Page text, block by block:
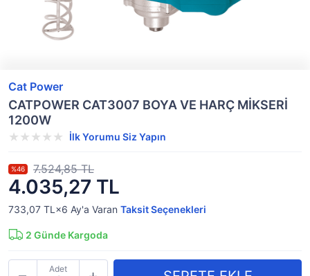
Cat Power
CATPOWER CAT3007 BOYA VE HARÇ MİKSERİ
1200W
İlk Yorumu Siz Yapın
4.035,27 TL
%46 7.524,85 TL
733,07 TL×6 Ay'a Varan Taksit Seçenekleri
2 Günde Kargoda
Adet